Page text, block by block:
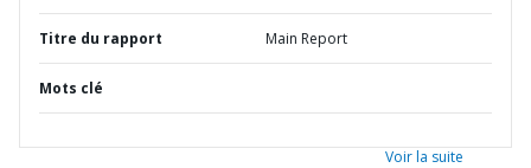
Titre du rapport Main Report
Mots clé
Voir la suite